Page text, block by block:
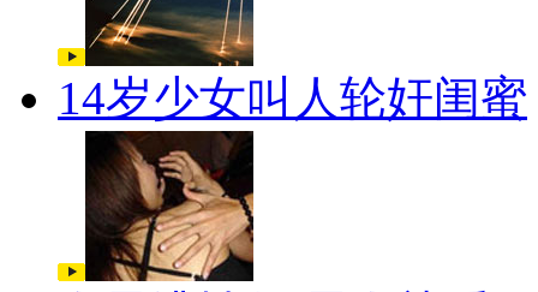
14岁少女叫人轮奸闺蜜